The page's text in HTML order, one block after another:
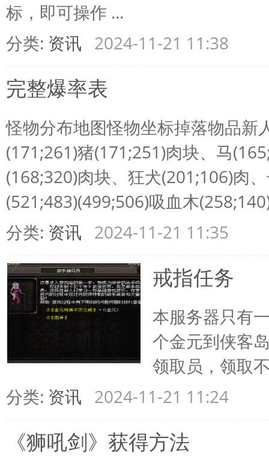
标，即可操作 ...
分类: 资讯 2024-11-21 11:38
完整爆率表
怪物分布地图怪物坐标掉落物品新
(171;261)猪(171;251)肉块、马
(168;320)肉块、狂犬(201;106)肉
(521;483)(499;506)吸血木
分类: 资讯 2024-11-21 11:35
戒指任务
本服务器只有
个金元到侠客
领取员，领取
分类: 资讯 2024-11-21 11:24
《狮吼剑》获得方法